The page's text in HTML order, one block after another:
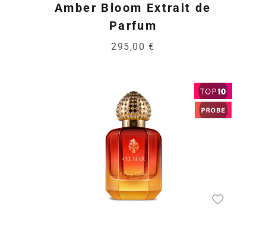
Amber Bloom Extrait de
Parfum
295,00 €